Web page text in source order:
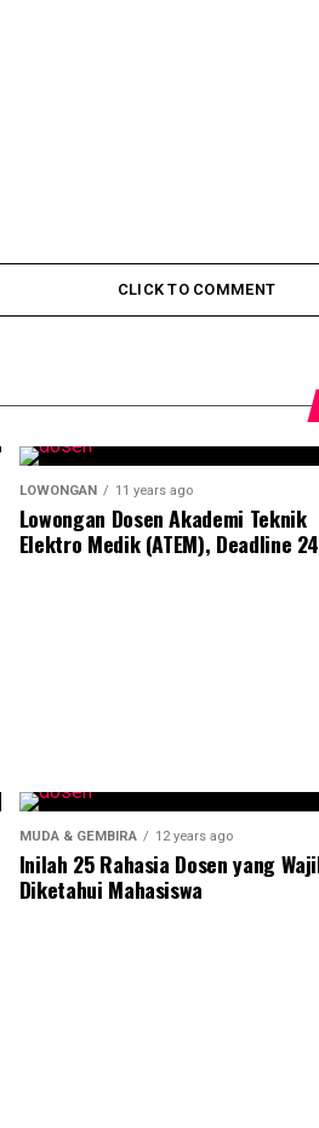
CLICK TO COMMENT
LOWONGAN 11 years ago
Lowongan Dosen Akademi Teknik
Elektro Medik (ATEM), Deadline
MUDA & GEMBIRA 12 years ago
Inilah 25 Rahasia Dosen yang
Diketahui Mahasiswa